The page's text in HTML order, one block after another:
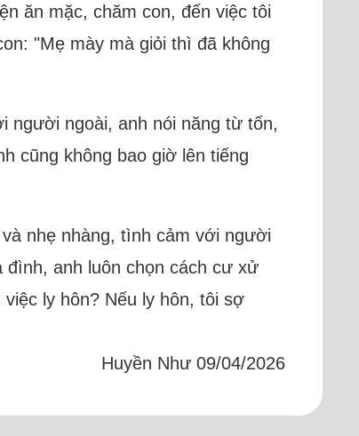
ăn mặc, chăm con, đến việc tôi
"Mẹ mày mà giỏi thì đã không
người ngoài, anh nói năng từ tốn,
cũng không bao giờ lên tiếng
nhẹ nhàng, tình cảm với người
anh luôn chọn cách cư xử
ly hôn? Nếu ly hôn, tôi sợ
Huyền Như 09/04/2026